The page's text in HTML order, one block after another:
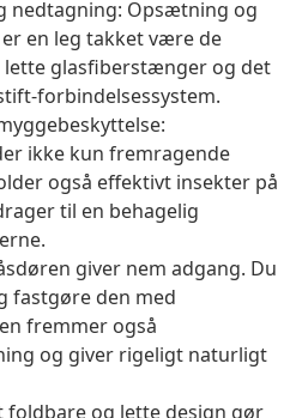
nedtagning: Opsætning og
en leg takket være de
lette glasfiberstænger og det
forbindelsessystem.
ikke kun fremragende
også effektivt insekter på
til en behagelig
giver nem adgang. Du
fastgøre den med
fremmer også
og giver rigeligt naturligt
foldbare og lette design gør